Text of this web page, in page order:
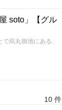
soto」【グル
烏丸御池にある、
10 件